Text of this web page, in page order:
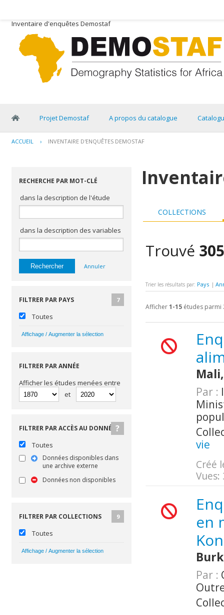
Inventaire d'enquêtes Demostaf
Projet Demostaf A propos du catalogue
ACCUEIL › INVENTAIRE D'ENQUÊTES DEMOSTAF
COLLECTIONS
Trouvé 305
Trier les résultats par: Pays |
Afficher1-15études parmi
Par :
vie
Créé
Vues:
en
Par :
RECHERCHE PAR MOT-CLÉ
dans la description de l'étude
dans la description des variables
Annuler
FILTRER PAR PAYS 7
Toutes
FILTRER PAR ANNÉE
Afficher les études menées entre
et
FILTRER PAR ACCÈS AU DONNÉES
Toutes
Données disponibles dans
une archive externe
Données non disponibles
FILTRER PAR COLLECTIONS 9
Toutes